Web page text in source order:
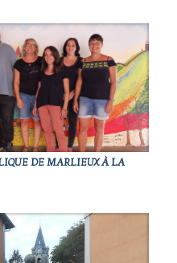
DE MARLIEUX À LA